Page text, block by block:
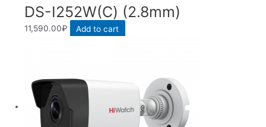
DS-I252W(С) (2.8mm)
11,590.00₽ Add to cart